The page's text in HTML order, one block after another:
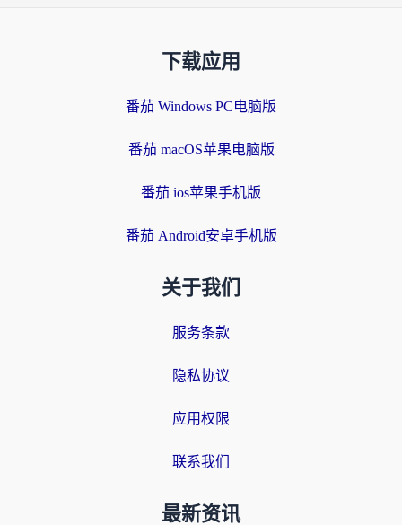
下载应用
番茄 Windows PC电脑版
番茄 macOS苹果电脑版
番茄 ios苹果手机版
番茄 Android安卓手机版
关于我们
服务条款
隐私协议
应用权限
联系我们
最新资讯